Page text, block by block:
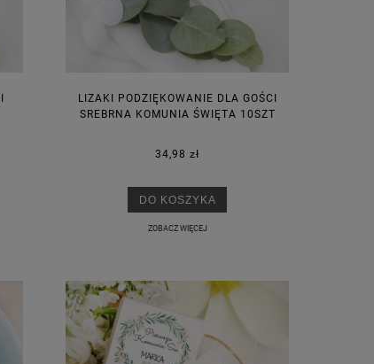
LIZAKI PODZIĘKOWANIE DLA GOŚCI
SREBRNA KOMUNIA ŚWIĘTA 10SZT
34,98 zł
DO KOSZYKA
ZOBACZ WIĘCEJ